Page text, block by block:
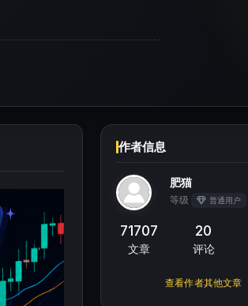
作者信息
肥猫
等级 普通用户
71707
文章
20
评论
查看作者其他文章